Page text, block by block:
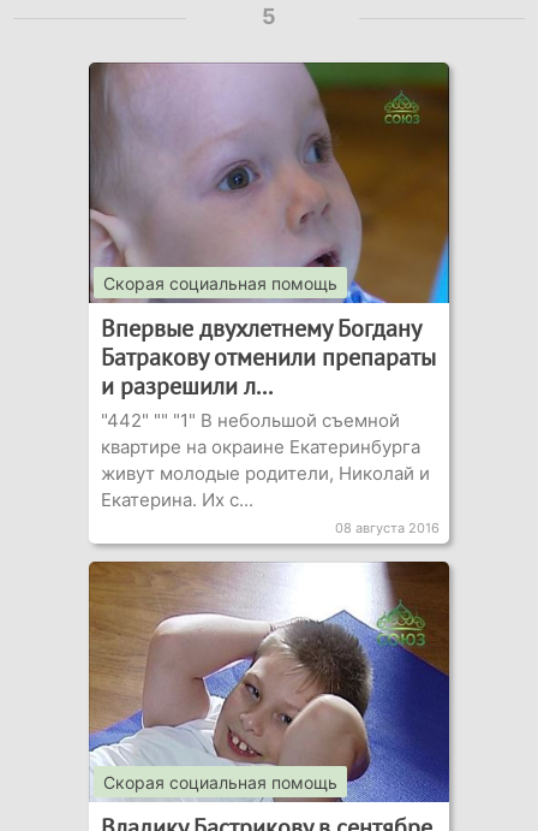
5
Скорая социальная помощь
Впервые двухлетнему Богдану
Батракову отменили препараты
и разрешили л...
"442" "" "1" В небольшой съемной
квартире на окраине Екатеринбурга
живут молодые родители, Николай и
Екатерина. Их с...
08 августа 2016
Скорая социальная помощь